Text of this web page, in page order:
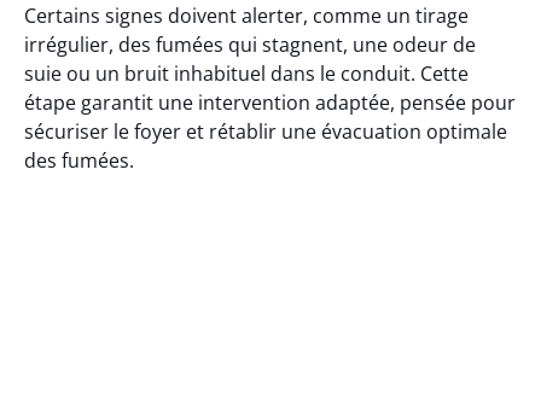
Certains signes doivent alerter, comme un tirage
irrégulier, des fumées qui stagnent, une odeur de
suie ou un bruit inhabituel dans le conduit. Cette
étape garantit une intervention adaptée, pensée pour
sécuriser le foyer et rétablir une évacuation optimale
des fumées.